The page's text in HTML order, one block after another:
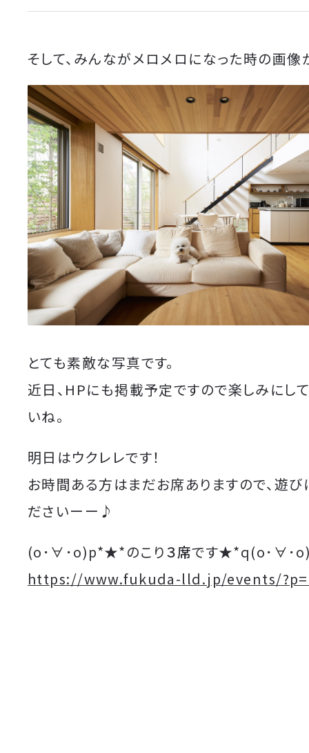
そして、みんながメロメロになった時の画
とても素敵な写真です。
近日、HPにも掲載予定ですので楽しみにし
いね。
明日はウクレレです！
お時間ある方はまだお席ありますので、遊び
ださいーー♪
(o･∀･o)p*★*のこり３席です★*q(o･∀･
https://www.fukuda-lld.jp/events/